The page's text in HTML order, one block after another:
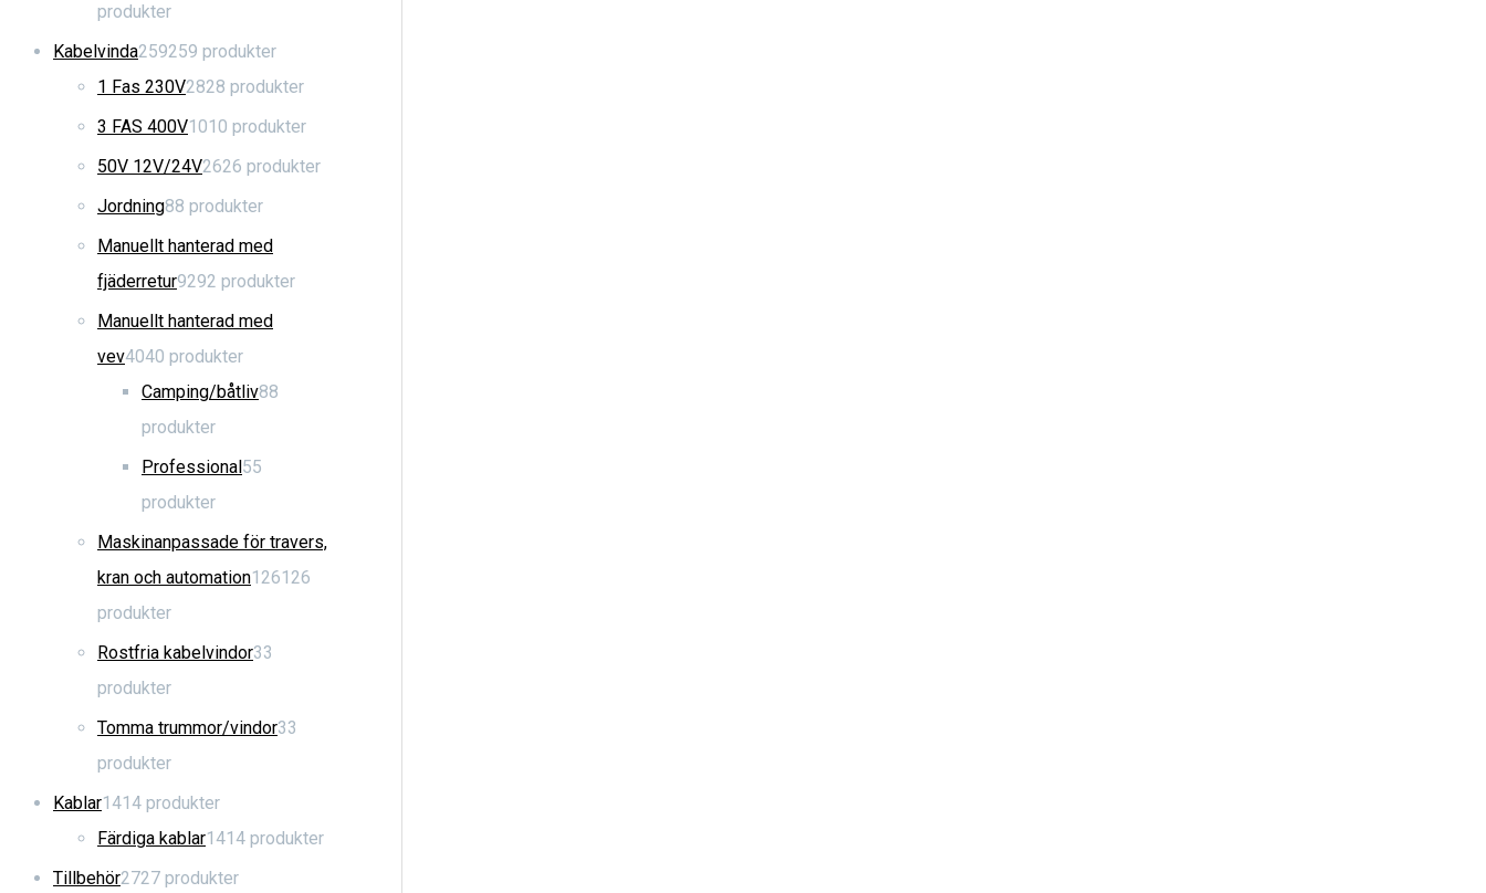
produkter
Kabelvinda259259 produkter
1 Fas 230V2828 produkter
3 FAS 400V1010 produkter
50V 12V/24V2626 produkter
Jordning88 produkter
Manuellt hanterad med
fjäderretur9292 produkter
Manuellt hanterad med
vev4040 produkter
Camping/båtliv88
produkter
Professional55
produkter
Maskinanpassade för travers,
kran och automation126126
produkter
Rostfria kabelvindor33
produkter
Tomma trummor/vindor33
produkter
Kablar1414 produkter
Färdiga kablar1414 produkter
Tillbehör2727 produkter